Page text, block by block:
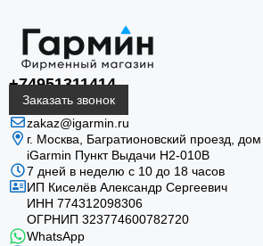
+74951311414
Заказать звонок
zakaz@igarmin.ru
г. Москва, Багратионовский проезд,
iGarmin Пункт Выдачи Н2-010В
7 дней в неделю с 10 до 18 часов
ИП Киселёв Александр Сергеевич
ИНН 774312098306
ОГРНИП 323774600782720
WhatsApp